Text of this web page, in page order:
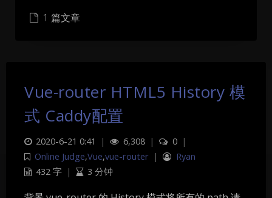
暗黑模式
1 篇文章
Vue-router HTML5 History 模
式 Caddy配置
2020-6-21 0:41 | 6,308 | 0 |
Online Judge,Vue,vue-router |
Ryan
432 字 | 3 分钟